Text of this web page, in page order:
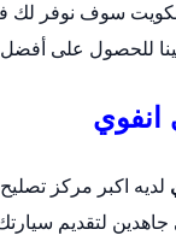
سوف نوفر لك
للحصول على
انفوي
لديه اكبر مركز
لتقديم